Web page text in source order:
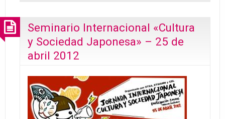
Seminario Internacional «Cultura
y Sociedad Japonesa» – 25 de
abril 2012